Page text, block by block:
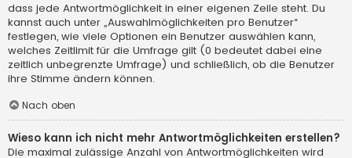
dass jede Antwortmöglichkeit in einer eigenen Zeile steht. Du
kannst auch unter „Auswahlmöglichkeiten pro Benutzer“
festlegen, wie viele Optionen ein Benutzer auswählen kann,
welches Zeitlimit für die Umfrage gilt (0 bedeutet dabei eine
zeitlich unbegrenzte Umfrage) und schließlich, ob die Benutzer
ihre Stimme ändern können.
Nach oben
Wieso kann ich nicht mehr Antwortmöglichkeiten erstellen?
Die maximal zulässige Anzahl von Antwortmöglichkeiten wird